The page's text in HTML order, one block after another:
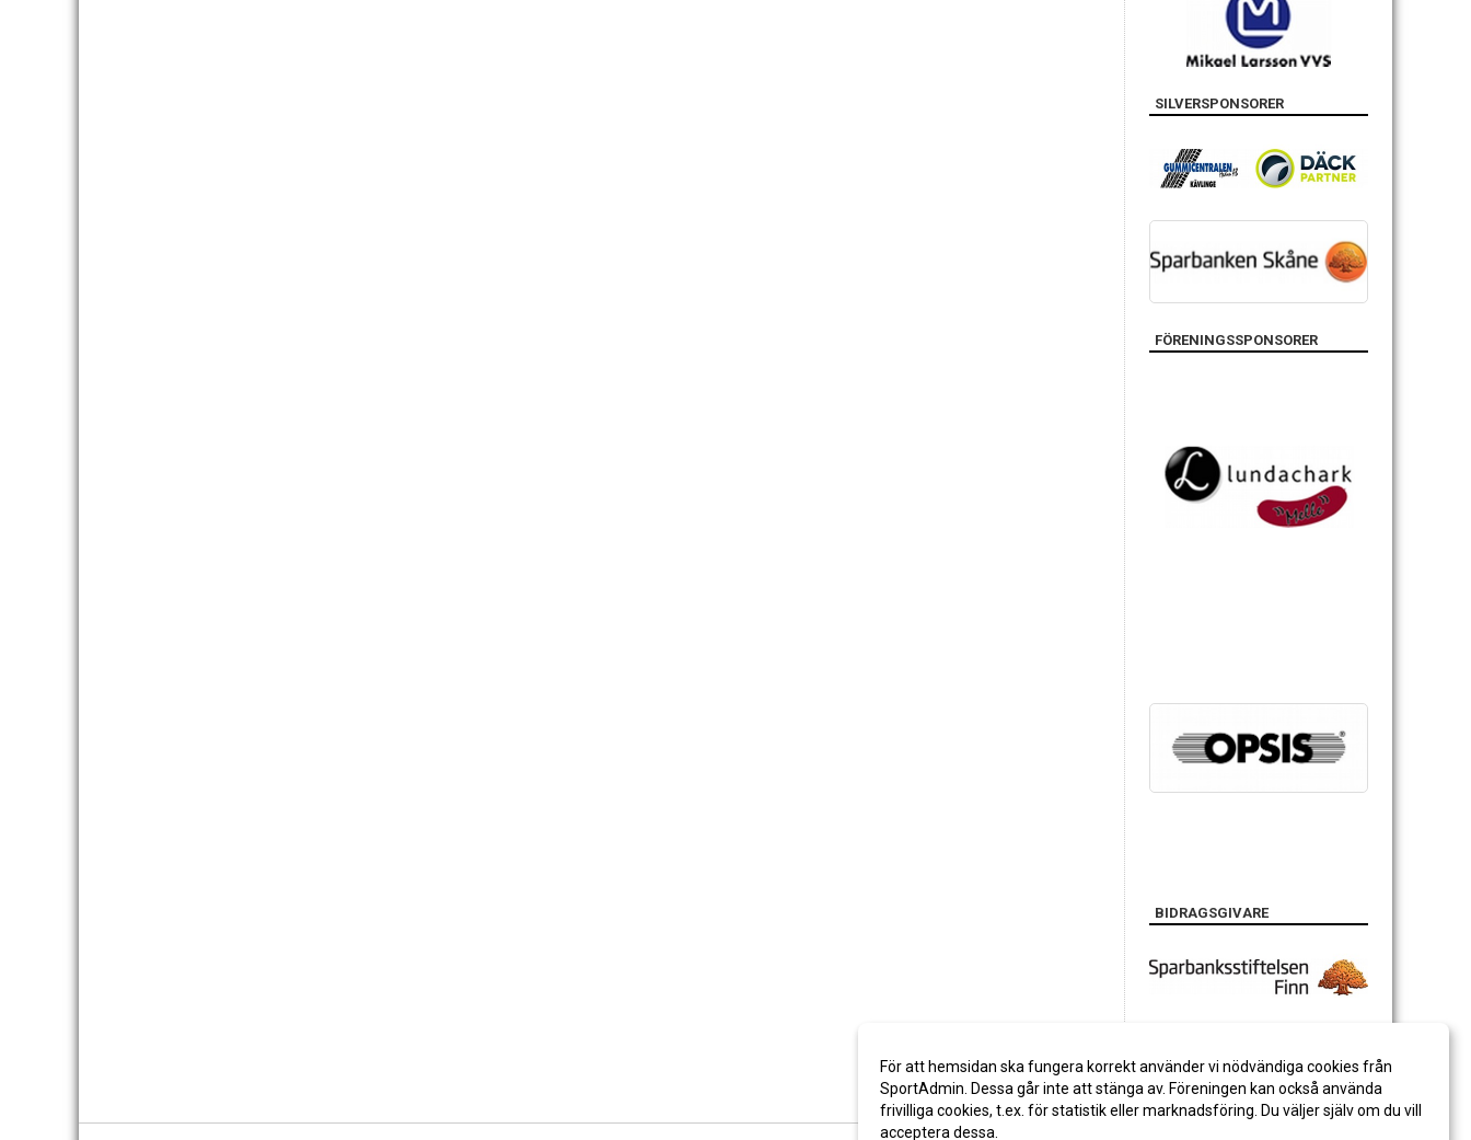
SILVERSPONSORER
FÖRENINGSSPONSORER
BIDRAGSGIVARE
För att hemsidan ska fungera korrekt använder vi nödvändiga cookies från
SportAdmin. Dessa går inte att stänga av. Föreningen kan också använda
frivilliga cookies, t.ex. för statistik eller marknadsföring. Du väljer själv om du vill
acceptera dessa.